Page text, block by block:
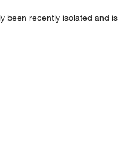
been recently isolated and is